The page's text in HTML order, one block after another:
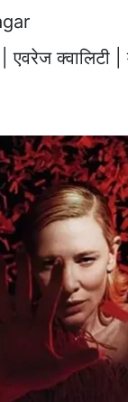
क्वालिटी